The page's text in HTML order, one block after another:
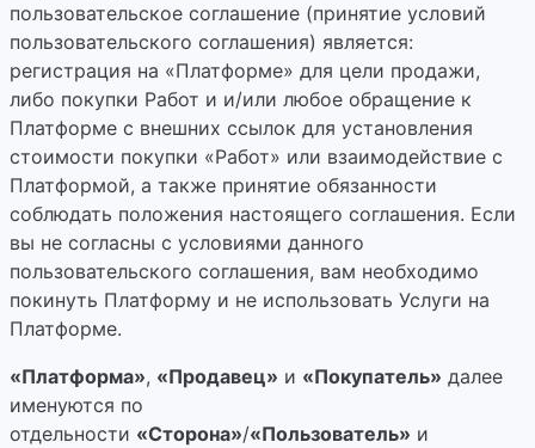
пользовательское соглашение (принятие условий
пользовательского соглашения) является:
регистрация на «Платформе» для цели продажи,
либо покупки Работ и и/или любое обращение к
Платформе с внешних ссылок для установления
стоимости покупки «Работ» или взаимодействие с
Платформой, а также принятие обязанности
соблюдать положения настоящего соглашения. Если
вы не согласны с условиями данного
пользовательского соглашения, вам необходимо
покинуть Платформу и не использовать Услуги на
Платформе.
«Платформа», «Продавец» и «Покупатель» далее
именуются по
отдельности «Сторона»/«Пользователь» и